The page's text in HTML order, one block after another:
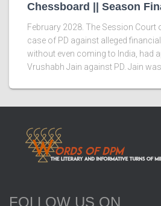
Chessboard || Season
February 2028. The Session Court
case of PD against alleged
without even coming to India, had
Vrushabh Jain against PD. Jain
FOLLOW US ON